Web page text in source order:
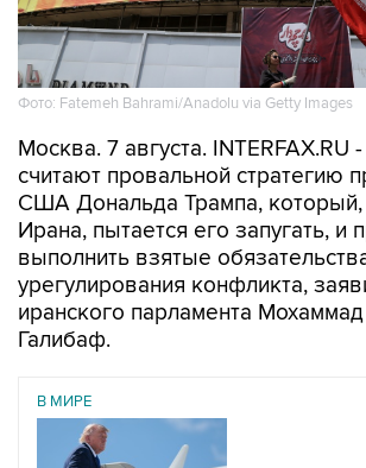
Фото: Fatemeh Bahrami/Anadolu via Getty Images
Москва. 7 августа. INTERFAX.RU
считают провальной стратегию
США Дональда Трампа,
Ирана, пытается его запугать, и
выполнить взятые
урегулирования конфликта,
иранского парламента
Галибаф.
В МИРЕ